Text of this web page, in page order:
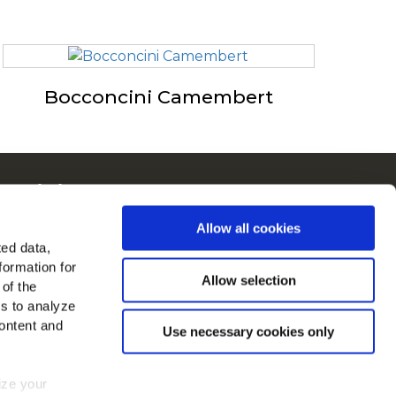
data,
for
the
to analyze
and
your
Allow all cookies
Allow selection
Use necessary cookies only
Bocconcini Camembert
in Europa
su